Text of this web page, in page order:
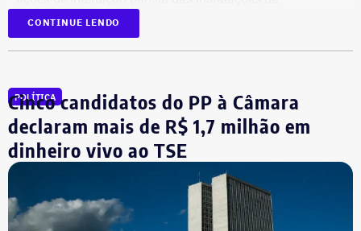
companhia em setembro de 2025.
liminar, porém, o Superior Tribunal de Justiça (STJ)
garantiu a participação dos dois diretores na votação até
que o mérito da questão seja analisado pela Corte.
Segundo as investigações, a refinaria importava
combustível quase pronto, mas fingia que o material era
matéria-prima e simulava uma operação de refino na sua
CONTINUE LENDO
POLÍTICA
Cinco candidatos do PP à Câmara
declaram mais de R$ 1,7 milhão em
dinheiro vivo ao TSE